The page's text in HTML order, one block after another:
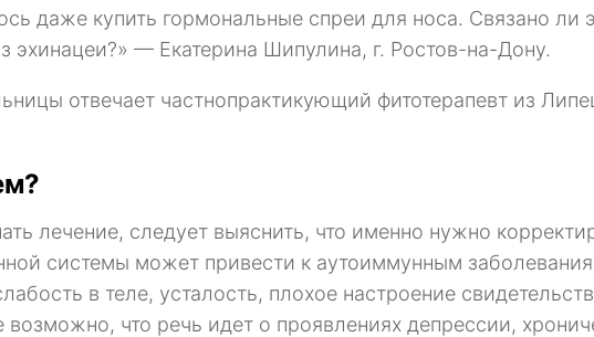
даже купить гормональные спреи для носа. Связано ли
эхинацеи?» — Екатерина Шипулина, г. Ростов-на-Дону.
отвечает частнопрактикующий фитотерапевт из
лечение, следует выяснить, что именно нужно
системы может привести к аутоиммунным
в теле, усталость, плохое настроение
возможно, что речь идет о проявлениях депрессии,